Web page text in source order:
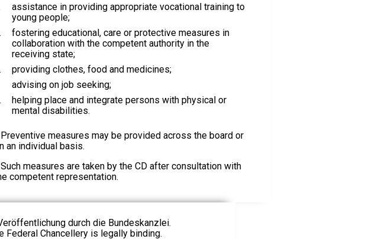
assistance in providing appropriate vocational training to
young people;
fostering educational, care or protective measures in
collaboration with the competent authority in the
receiving state;
providing clothes, food and medicines;
advising on job seeking;
helping place and integrate persons with physical or
mental disabilities.
measures may be provided across the board or
an individual basis.
Such measures are taken by the CD after consultation with
competent representation.
durch die Bundeskanzlei.
Federal Chancellery is legally binding.